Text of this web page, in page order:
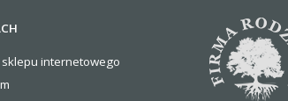
internetowego